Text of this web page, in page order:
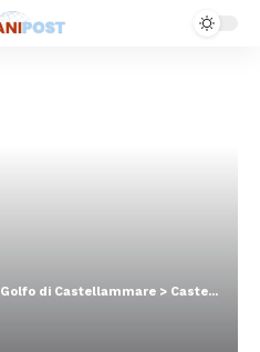
Golfo di Castellammare > Castellammare del Golfo, chiuso il ponte sul fiume San Bartolomeo: allerta arancione per maltempo